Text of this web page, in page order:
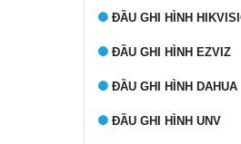
ĐẦU GHI HÌNH
ĐẦU GHI HÌNH EZVIZ
ĐẦU GHI HÌNH DAHUA
ĐẦU GHI HÌNH UNV